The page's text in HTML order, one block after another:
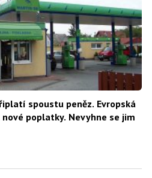
spoustu peněz. Evropská
poplatky. Nevyhne se jim